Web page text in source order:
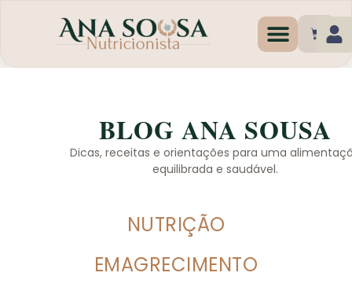
BLOG ANA SOUSA
Dicas, receitas e orientações para uma
equilibrada e saudável.
NUTRIÇÃO
EMAGRECIMENTO